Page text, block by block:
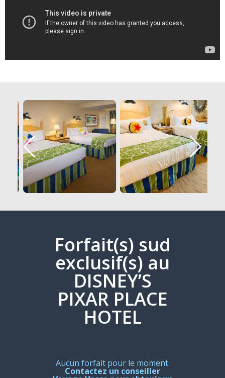
Forfait(s) sud
exclusif(s) au
DISNEY’S
PIXAR PLACE
HOTEL
Aucun forfait pour le moment.
Contactez un conseiller